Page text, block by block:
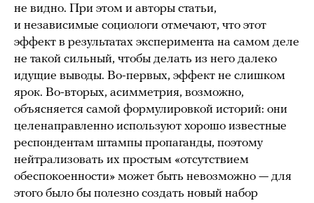
не видно. При этом и авторы статьи,
и независимые социологи отмечают, что этот
эффект в результатах эксперимента на самом деле
не такой сильный, чтобы делать из него далеко
идущие выводы. Во-первых, эффект не слишком
ярок. Во-вторых, асимметрия, возможно,
объясняется самой формулировкой историй: они
целенаправленно используют хорошо известные
респондентам штампы пропаганды, поэтому
нейтрализовать их простым «отсутствием
обеспокоенности» может быть невозможно — для
этого было бы полезно создать новый набор